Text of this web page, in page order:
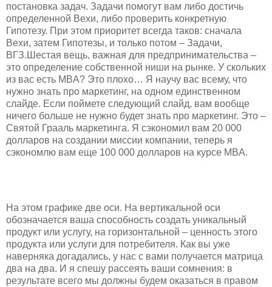
постановка задач. Задачи помогут вам либо достичь
определенной Вехи, либо проверить конкретную
Гипотезу. При этом приоритет всегда таков: сначала
Вехи, затем Гипотезы, и только потом – Задачи,
ВГЗ.Шестая вещь, важная для предпринимательства –
это определение собственной ниши на рынке. У скольких
из вас есть MBA? Это плохо… Я научу вас всему, что
нужно знать про маркетинг, на одном единственном
слайде. Если поймете следующий слайд, вам вообще
ничего больше не нужно будет знать про маркетинг. Это –
Святой Грааль маркетинга. Я сэкономил вам 20 000
долларов на создании миссии компании, теперь я
сэкономлю вам еще 100 000 долларов на курсе MBA.
На этом графике две оси. На вертикальной оси
обозначается ваша способность создать уникальный
продукт или услугу, на горизонтальной – ценность этого
продукта или услуги для потребителя. Как вы уже
наверняка догадались, у нас с вами получается матрица
два на два. И я спешу рассеять ваши сомнения: в
результате всего мы должны будем оказаться в правом